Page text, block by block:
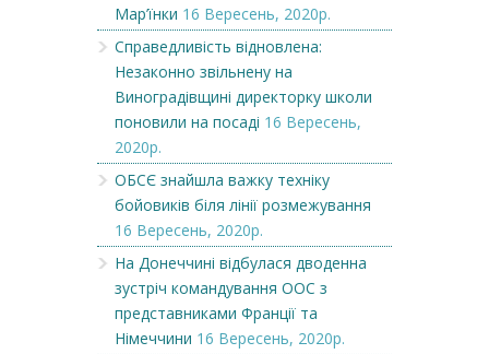
Мар’їнки 16 Вересень, 2020р.
Справедливість відновлена:
Незаконно звільнену на
Виноградівщині директорку школи
поновили на посаді 16 Вересень,
2020р.
ОБСЄ знайшла важку техніку
бойовиків біля лінії розмежування
16 Вересень, 2020р.
На Донеччині відбулася дводенна
зустріч командування ООС з
представниками Франції та
Німеччини 16 Вересень, 2020р.